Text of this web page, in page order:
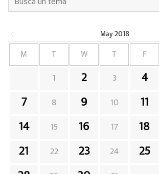
May 2018
M W F
1 2 3 4
7 8 9 10 11
14 15 16 17 18
21 22 23 24 25